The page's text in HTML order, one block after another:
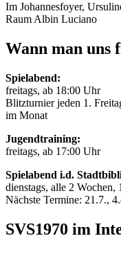
Im Johannesfoyer,
Raum Albin Luciano
Wann man uns
Spielabend:
freitags, ab 18:00 Uhr
Blitzturnier jeden 1.
im Monat
Jugendtraining:
freitags, ab 17:00 Uhr
Spielabend i.d.
dienstags, alle 2 Wochen,
Nächste Termine: 21.7.,
SVS1970 im